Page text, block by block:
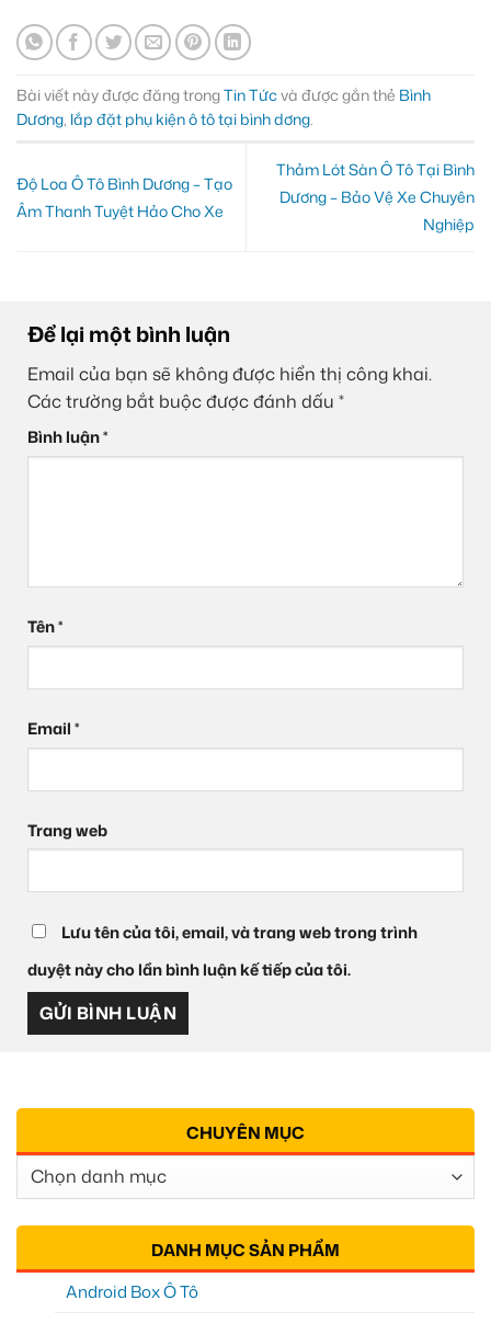
Bài viết này được đăng trongTin Tứcvà được gắn thẻ Bình
Dương lắp đặt phụ kiện ô tô tại bình dơng
Độ Loa Ô Tô Bình Dương – Tạo
Âm Thanh Tuyệt Hảo Cho Xe
Thảm Lót Sàn Ô Tô Tại Bình
Dương – Bảo Vệ Xe Chuyên
Nghiệp
Để lại một bình luận
Email của bạn sẽ không được hiển thị công khai.
Các trường bắt buộc được đánh dấu *
Bình luận*
Tên*
Email*
Trang web
Lưu tên của tôi, email, và trang web trong trình
duyệt này cho lần bình luận kế tiếp của tôi.
CHUYÊN MỤC
Chuyên
Mục
DANH MỤC SẢN PHẨM
Android Box Ô Tô